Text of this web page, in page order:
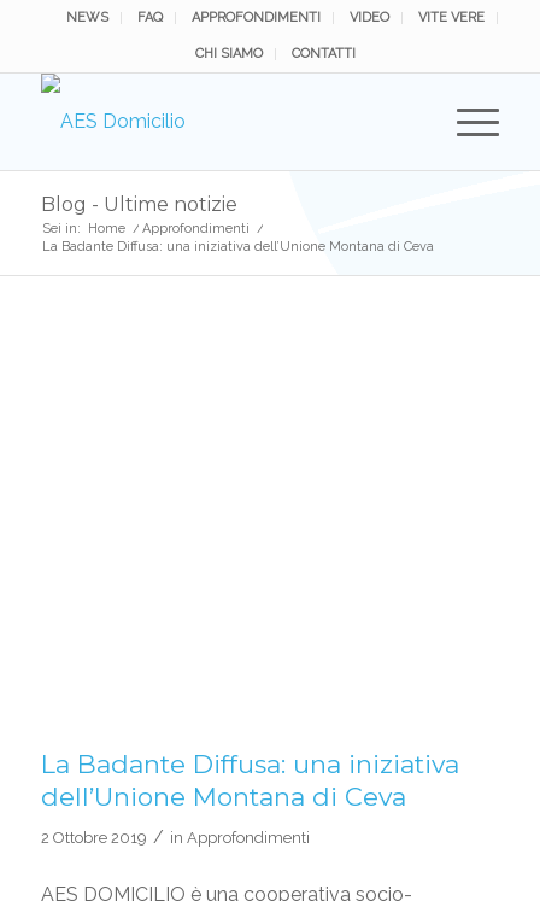
NEWS FAQ APPROFONDIMENTI VIDEO VITE VERE
CHI SIAMO CONTATTI
Blog - Ultime notizie
Sei in: Home / Approfondimenti /
La Badante Diffusa: una iniziativa dell’Unione Montana di Ceva
La Badante Diffusa: una iniziativa
dell’Unione Montana di Ceva
2 Ottobre 2019 / in Approfondimenti
AES DOMICILIO è una cooperativa socio-